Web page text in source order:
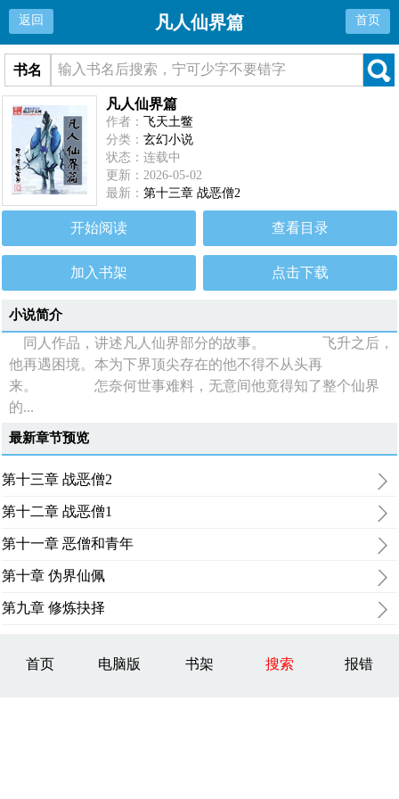
返回 凡人仙界篇 首页
书名
凡人仙界篇
作者：
飞天土鳖
分类：玄幻小说
状态：连载中
更新：2026-05-02
最新：第十三章 战恶僧2
开始阅读 查看目录
加入书架 点击下载
小说简介
同人作品，讲述凡人仙界部分的故事。 飞升之后，
他再遇困境。本为下界顶尖存在的他不得不从头再
来。 怎奈何世事难料，无意间他竟得知了整个仙界
的...
最新章节预览
第十三章 战恶僧2
第十二章 战恶僧1
第十一章 恶僧和青年
第十章 伪界仙佩
第九章 修炼抉择
首页 电脑版 书架 搜索 报错